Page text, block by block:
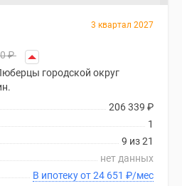
3 квартал 2027
₽
городской округ
206 339 ₽
1
9 из 21
нет данных
В ипотеку от 24 651 ₽/мес